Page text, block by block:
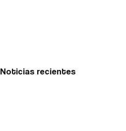
Noticias recientes